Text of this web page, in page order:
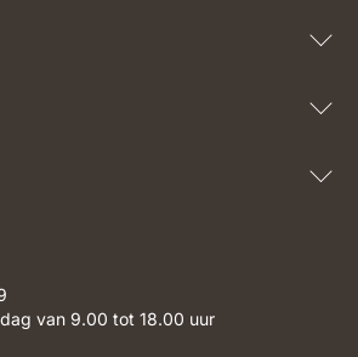
van 9.00 tot 18.00 uur